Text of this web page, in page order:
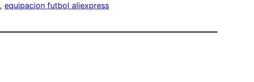
, equipacion futbol aliexpress